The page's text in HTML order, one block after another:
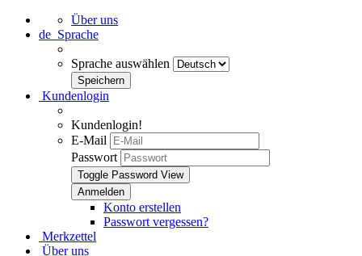
Über uns
de Sprache
Sprache auswählen
Kundenlogin
Kundenlogin!
E-Mail
Passwort
Toggle Password View
Konto erstellen
Passwort vergessen?
Merkzettel
Über uns